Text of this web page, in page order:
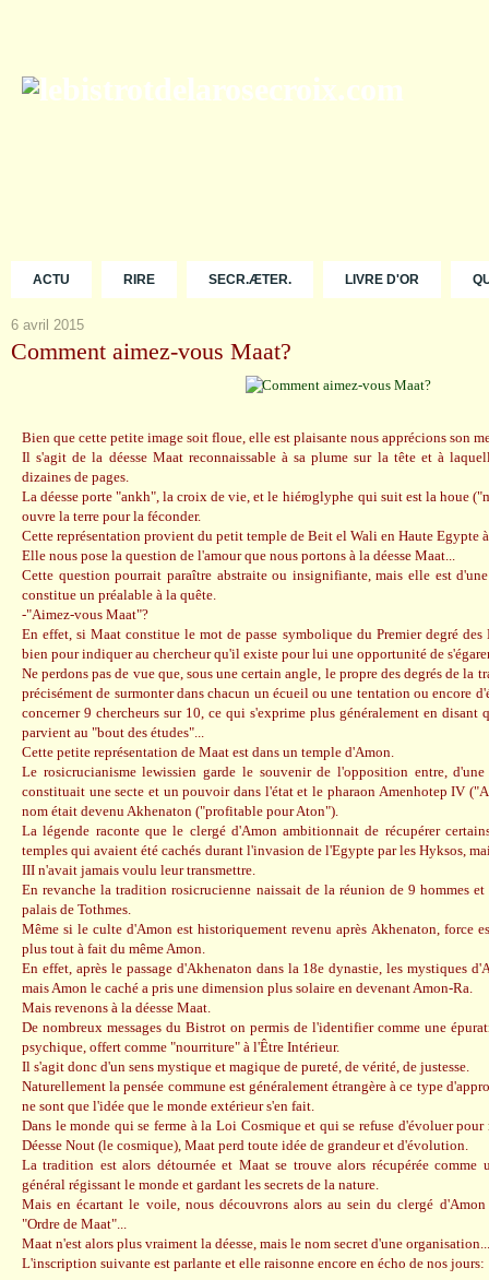
ACTU RIRE SECR.ÆTER. LIVRE D'OR
6 avril 2015
Comment aimez-vous Maat?
Bien que cette petite image soit floue, elle est plaisante nous apprécions son
Il s'agit de la déesse Maat reconnaissable à sa plume sur la tête et à
dizaines de pages.
La déesse porte "ankh", la croix de vie, et le hiéroglyphe qui suit est la houe
ouvre la terre pour la féconder.
Cette représentation provient du petit temple de Beit el Wali en Haute Egypte
Elle nous pose la question de l'amour que nous portons à la déesse Maat...
Cette question pourrait paraître abstraite ou insignifiante, mais elle est
constitue un préalable à la quête.
-"Aimez-vous Maat"?
En effet, si Maat constitue le mot de passe symbolique du Premier degré des
bien pour indiquer au chercheur qu'il existe pour lui une opportunité de
Ne perdons pas de vue que, sous une certain angle, le propre des degrés de la
précisément de surmonter dans chacun un écueil ou une tentation ou encore
concerner 9 chercheurs sur 10, ce qui s'exprime plus généralement en disant
parvient au "bout des études"...
Cette petite représentation de Maat est dans un temple d'Amon.
Le rosicrucianisme lewissien garde le souvenir de l'opposition entre,
constituait une secte et un pouvoir dans l'état et le pharaon Amenhotep IV
nom était devenu Akhenaton ("profitable pour Aton").
La légende raconte que le clergé d'Amon ambitionnait de récupérer
temples qui avaient été cachés durant l'invasion de l'Egypte par les Hyksos,
III n'avait jamais voulu leur transmettre.
En revanche la tradition rosicrucienne naissait de la réunion de 9 hommes
palais de Tothmes.
Même si le culte d'Amon est historiquement revenu après Akhenaton, force
plus tout à fait du même Amon.
En effet, après le passage d'Akhenaton dans la 18e dynastie, les mystiques
mais Amon le caché a pris une dimension plus solaire en devenant Amon-Ra.
Mais revenons à la déesse Maat.
De nombreux messages du Bistrot on permis de l'identifier comme une
psychique, offert comme "nourriture" à l'Être Intérieur.
Il s'agit donc d'un sens mystique et magique de pureté, de vérité, de justesse.
Naturellement la pensée commune est généralement étrangère à ce type
ne sont que l'idée que le monde extérieur s'en fait.
Dans le monde qui se ferme à la Loi Cosmique et qui se refuse d'évoluer
Déesse Nout (le cosmique), Maat perd toute idée de grandeur et d'évolution.
La tradition est alors détournée et Maat se trouve alors récupérée comme
général régissant le monde et gardant les secrets de la nature.
Mais en écartant le voile, nous découvrons alors au sein du clergé
"Ordre de Maat"...
Maat n'est alors plus vraiment la déesse, mais le nom secret d'une organisation...
L'inscription suivante est parlante et elle raisonne encore en écho de nos jours: